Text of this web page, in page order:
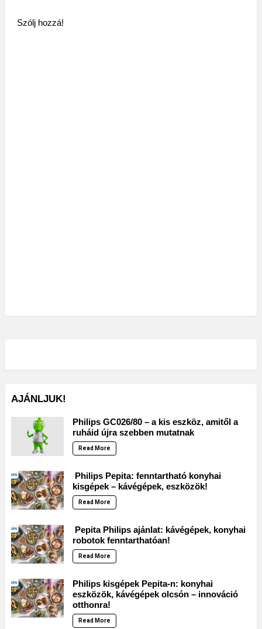
Szólj hozzá!
AJÁNLJUK!
Philips GC026/80 – a kis eszköz, amitől a
ruháid újra szebben mutatnak
Read More
Philips Pepita: fenntartható konyhai
kisgépek – kávégépek, eszközök!
Read More
Pepita Philips ajánlat: kávégépek, konyhai
robotok fenntarthatóan!
Read More
Philips kisgépek Pepita-n: konyhai
eszközök, kávégépek olcsón – innováció
otthonra!
Read More